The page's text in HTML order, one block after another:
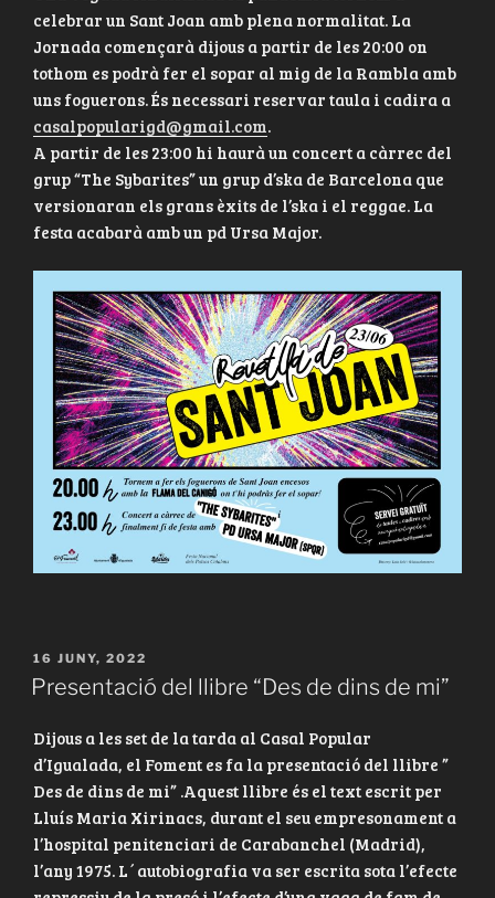
celebrar un Sant Joan amb plena normalitat. La
Jornada començarà dijous a partir de les 20:00 on
tothom es podrà fer el sopar al mig de la Rambla amb
uns foguerons. És necessari reservar taula i cadira a
casalpopularigd@gmail.com.
A partir de les 23:00 hi haurà un concert a càrrec del
grup “The Sybarites” un grup d’ska de Barcelona que
versionaran els grans èxits de l’ska i el reggae. La
festa acabarà amb un pd Ursa Major.
PUBLICAT
A
16 JUNY, 2022
Presentació del llibre “Des de dins de mi”
Dijous a les set de la tarda al Casal Popular
d’Igualada, el Foment es fa la presentació del llibre ”
Des de dins de mi” .Aquest llibre és el text escrit per
Lluís Maria Xirinacs, durant el seu empresonament a
l’hospital penitenciari de Carabanchel (Madrid),
l’any 1975. L´autobiografia va ser escrita sota l’efecte